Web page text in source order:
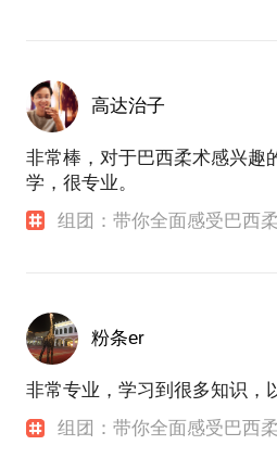
高达治子
非常棒，对于巴西柔术感兴趣
学，很专业。
组团：带你全面感受巴西
粉条er
非常专业，学习到很多知识，
组团：带你全面感受巴西